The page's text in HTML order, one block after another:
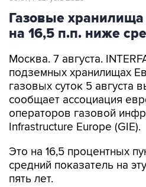
Газовые
на 16,5 п.п. ниже
Москва. 7 августа.
подземных хранилищах
газовых суток 5 августа
сообщает ассоциация
операторов газовой
Infrastructure Europe (GIE).
Это на 16,5 процентных
средний показатель на
пять лет.